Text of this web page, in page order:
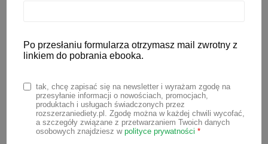
Krakersy dla dzieci –
przepis
15 lipca 2025
Po przesłaniu formularza otrzymasz mail zwrotny z
linkiem do pobrania ebooka.
tak, chcę zapisać się na newsletter i wyrażam zgodę na
przesyłanie informacji o nowościach, promocjach,
produktach i usługach świadczonych przez
rozszerzaniediety.pl. Zgodę można w każdej chwili wycofać,
a szczegóły związane z przetwarzaniem Twoich danych
osobowych znajdziesz w polityce prywatności *